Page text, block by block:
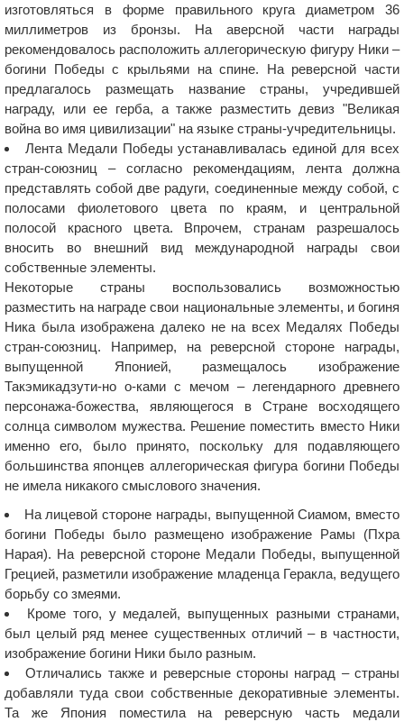
изготовляться в форме правильного круга диаметром 36
миллиметров из бронзы. На аверсной части награды
рекомендовалось расположить аллегорическую фигуру Ники –
богини Победы с крыльями на спине. На реверсной части
предлагалось размещать название страны, учредившей
награду, или ее герба, а также разместить девиз "Великая
война во имя цивилизации" на языке страны-учредительницы.
Лента Медали Победы устанавливалась единой для всех
стран-союзниц – согласно рекомендациям, лента должна
представлять собой две радуги, соединенные между собой, с
полосами фиолетового цвета по краям, и центральной
полосой красного цвета. Впрочем, странам разрешалось
вносить во внешний вид международной награды свои
собственные элементы.
Некоторые страны воспользовались возможностью
разместить на награде свои национальные элементы, и богиня
Ника была изображена далеко не на всех Медалях Победы
стран-союзниц. Например, на реверсной стороне награды,
выпущенной Японией, размещалось изображение
Такэмикадзути-но о-ками с мечом – легендарного древнего
персонажа-божества, являющегося в Стране восходящего
солнца символом мужества. Решение поместить вместо Ники
именно его, было принято, поскольку для подавляющего
большинства японцев аллегорическая фигура богини Победы
не имела никакого смыслового значения.
На лицевой стороне награды, выпущенной Сиамом, вместо
богини Победы было размещено изображение Рамы (Пхра
Нарая). На реверсной стороне Медали Победы, выпущенной
Грецией, разметили изображение младенца Геракла, ведущего
борьбу со змеями.
Кроме того, у медалей, выпущенных разными странами,
был целый ряд менее существенных отличий – в частности,
изображение богини Ники было разным.
Отличались также и реверсные стороны наград – страны
добавляли туда свои собственные декоративные элементы.
Та же Япония поместила на реверсную часть медали